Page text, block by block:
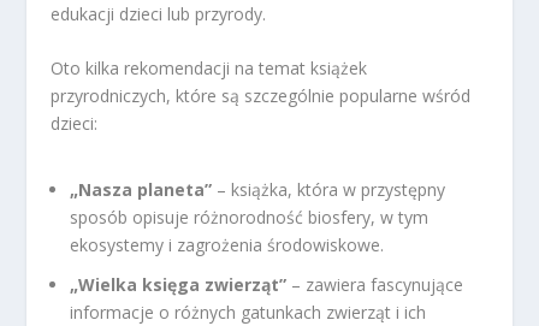
edukacji dzieci lub przyrody.
Oto kilka rekomendacji na temat książek
przyrodniczych, które są szczególnie popularne wśród
dzieci:
„Nasza planeta” – książka, która w przystępny
sposób opisuje różnorodność biosfery, w tym
ekosystemy i zagrożenia środowiskowe.
„Wielka księga zwierząt” – zawiera fascynujące
informacje o różnych gatunkach zwierząt i ich